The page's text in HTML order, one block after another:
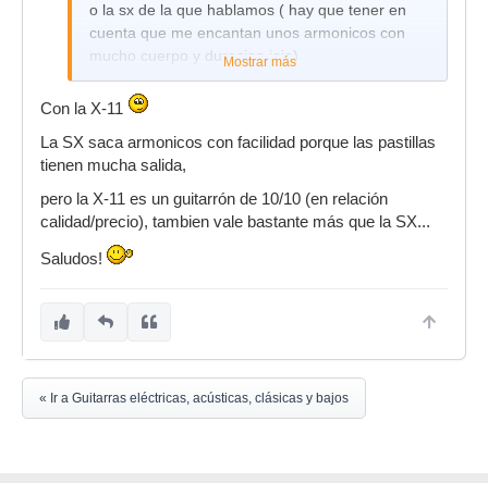
o la sx de la que hablamos ( hay que tener en
cuenta que me encantan unos armonicos con
mucho cuerpo y duracion jeje)
Mostrar más
Con la X-11
La SX saca armonicos con facilidad porque las pastillas
tienen mucha salida,
pero la X-11 es un guitarrón de 10/10 (en relación
calidad/precio), tambien vale bastante más que la SX...
Saludos!
« Ir a Guitarras eléctricas, acústicas, clásicas y bajos